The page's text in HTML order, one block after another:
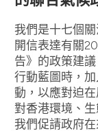
我們是十七個
開信表達有關
告》的政策建
行動藍圖時，
動，以應對迫
對香港環境、
我們促請政府